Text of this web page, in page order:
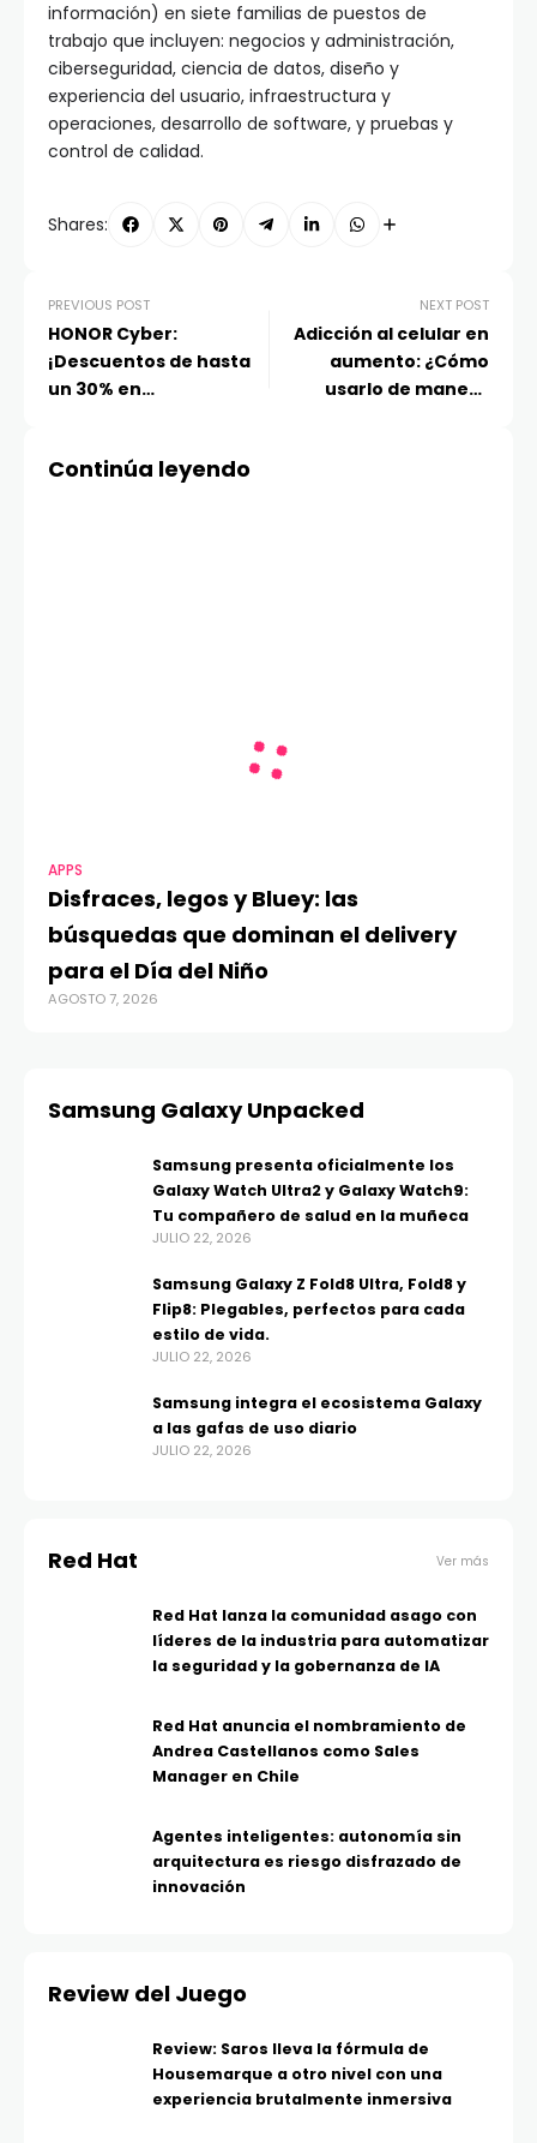
información) en siete familias de puestos de
trabajo que incluyen: negocios y administración,
ciberseguridad, ciencia de datos, diseño y
experiencia del usuario, infraestructura y
operaciones, desarrollo de software, y pruebas y
control de calidad.
Shares:
PREVIOUS POST
HONOR Cyber:
¡Descuentos de hasta
un 30% en
NEXT POST
Adicción al celular en
aumento: ¿Cómo
usarlo de manera
Continúa leyendo
APPS
Disfraces, legos y Bluey: las
búsquedas que dominan el delivery
para el Día del Niño
AGOSTO 7, 2026
Samsung Galaxy Unpacked
Samsung presenta oficialmente los
Galaxy Watch Ultra2 y Galaxy Watch9:
Tu compañero de salud en la muñeca
JULIO 22, 2026
Samsung Galaxy Z Fold8 Ultra, Fold8 y
Flip8: Plegables, perfectos para cada
estilo de vida.
JULIO 22, 2026
Samsung integra el ecosistema Galaxy
a las gafas de uso diario
JULIO 22, 2026
Red Hat Ver más
Red Hat lanza la comunidad asago con
líderes de la industria para automatizar
la seguridad y la gobernanza de IA
Red Hat anuncia el nombramiento de
Andrea Castellanos como Sales
Manager en Chile
Agentes inteligentes: autonomía sin
arquitectura es riesgo disfrazado de
innovación
Review del Juego
Review: Saros lleva la fórmula de
Housemarque a otro nivel con una
experiencia brutalmente inmersiva